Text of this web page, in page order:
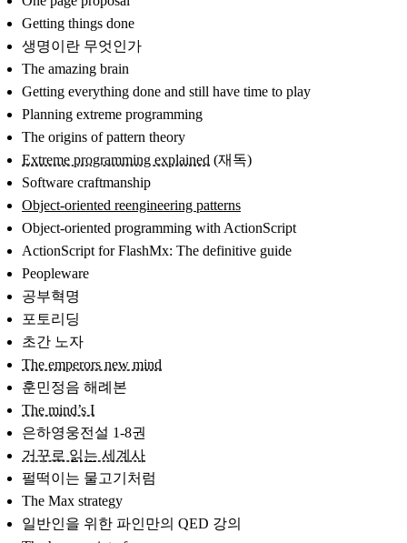
Getting things done
생명이란 무엇인가
The amazing brain
Getting everything done and still have time to play
Planning extreme programming
The origins of pattern theory
Extreme programming explained (재독)
Software craftmanship
Object-oriented reengineering patterns
Object-oriented programming with ActionScript
ActionScript for FlashMx: The definitive guide
Peopleware
공부혁명
포토리딩
초간 노자
The emperors new mind
훈민정음 해례본
The mind’s I
은하영웅전설 1-8권
거꾸로 읽는 세계사
펄떡이는 물고기처럼
The Max strategy
일반인을 위한 파인만의 QED 강의